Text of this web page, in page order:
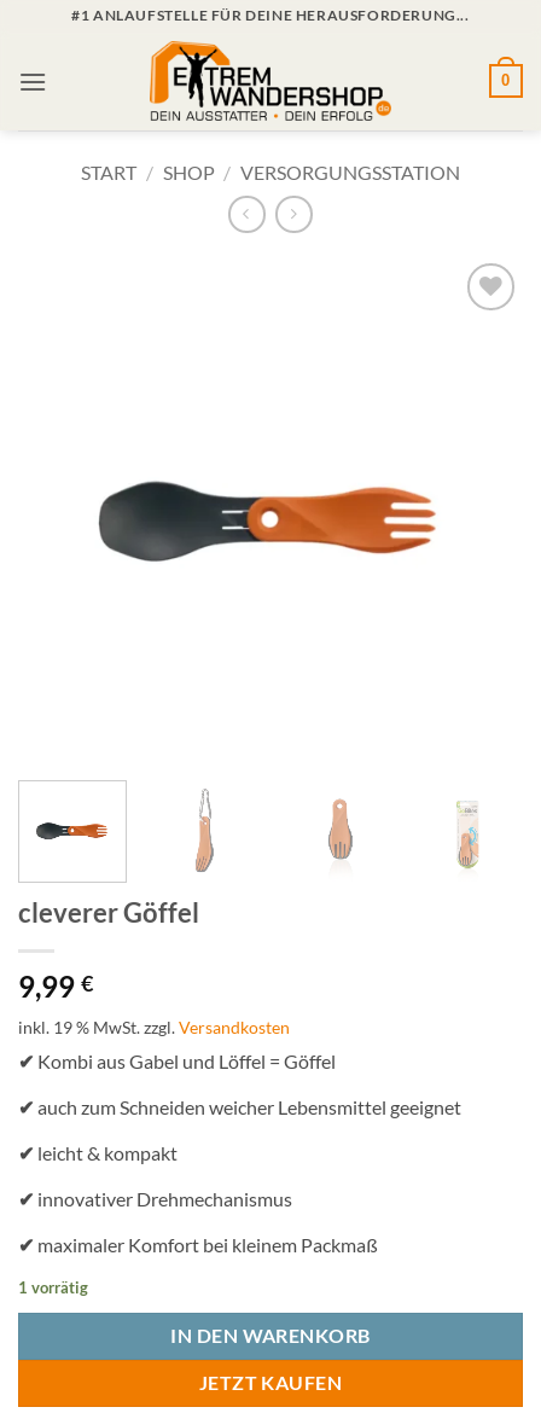
#1 ANLAUFSTELLE FÜR DEINE HERAUSFORDERUNG...
0
START / SHOP / VERSORGUNGSSTATION
cleverer Göffel
9,99 €
inkl. 19 % MwSt.zzgl.Versandkosten
✔ Kombi aus Gabel und Löffel = Göffel
✔ auch zum Schneiden weicher Lebensmittel geeignet
✔ leicht & kompakt
✔ innovativer Drehmechanismus
✔ maximaler Komfort bei kleinem Packmaß
1 vorrätig
IN DEN WARENKORB
JETZT KAUFEN